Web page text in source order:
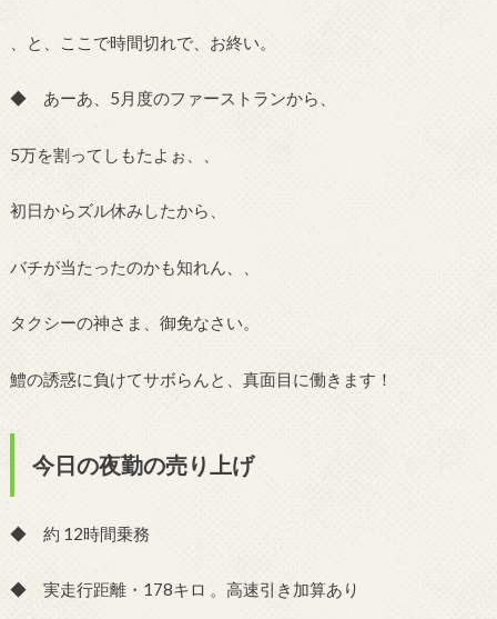
、と、ここで時間切れで、お終い。
◆ あーあ、5月度のファーストランから、
5万を割ってしもたよぉ、、
初日からズル休みしたから、
バチが当たったのかも知れん、、
タクシーの神さま、御免なさい。
鱧の誘惑に負けてサボらんと、真面目に働きます！
今日の夜勤の売り上げ
◆ 約 12時間乗務
◆ 実走行距離・178キロ 。高速引き加算あり